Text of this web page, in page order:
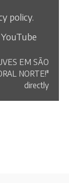
policy.
EM SÃO
NORTE!"
directly